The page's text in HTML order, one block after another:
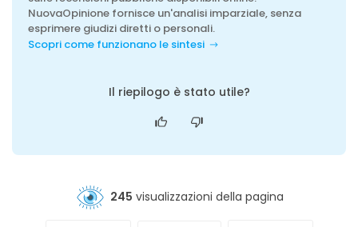
NuovaOpinione fornisce un'analisi imparziale, senza
esprimere giudizi diretti o personali.
Scopri come funzionano le sintesi
Il riepilogo è stato utile?
245 visualizzazioni della pagina